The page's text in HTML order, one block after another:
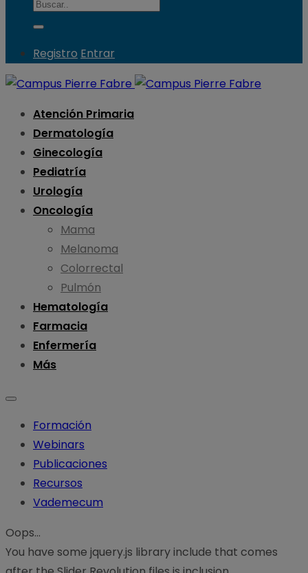
Registro Entrar
Atención Primaria
Dermatología
Ginecología
Pediatría
Urología
Oncología
Mama
Melanoma
Colorrectal
Pulmón
Hematología
Farmacia
Enfermería
Más
Formación
Webinars
Publicaciones
Recursos
Vademecum
Oops...
You have some jquery.js library include that comes